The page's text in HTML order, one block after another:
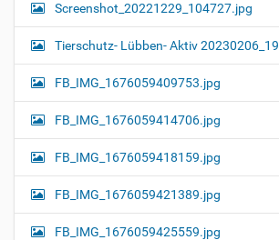
Screenshot_20221229_104727.jpg
Tierschutz- Lübben- Aktiv
FB_IMG_1676059409753.jpg
FB_IMG_1676059414706.jpg
FB_IMG_1676059418159.jpg
FB_IMG_1676059421389.jpg
FB_IMG_1676059425559.jpg